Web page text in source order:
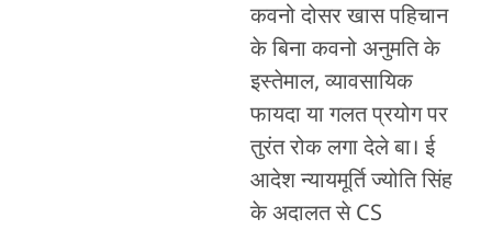
कवनो दोसर खास पहिचान
के बिना कवनो अनुमति के
इस्तेमाल, व्यावसायिक
फायदा या गलत प्रयोग पर
तुरंत रोक लगा देले बा। ई
आदेश न्यायमूर्ति ज्योति सिंह
के अदालत से CS